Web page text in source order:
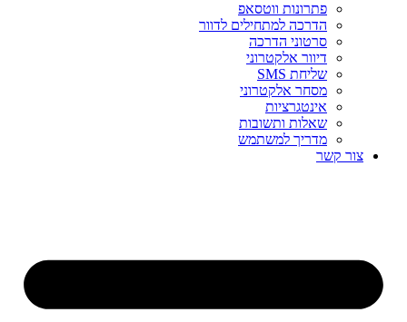
פתרונות ווטסאפ
הדרכה למתחילים לדוור
סרטוני הדרכה
דיוור אלקטרוני
שליחת SMS
מסחר אלקטרוני
אינטגרציות
שאלות ותשובות
מדריך למשתמש
צור קשר